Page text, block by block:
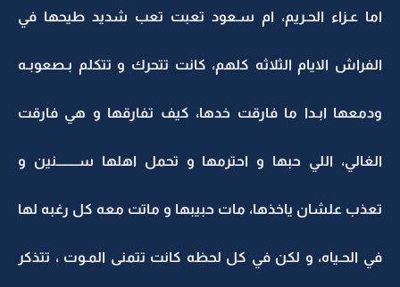
اما عـزاء الحـريم، ام سـعود تعبت تعب شديد طيحها في
الفراش الايام الثلاثه كلهم، كانت تتحرك و تتكلم بـصعوبـه
ودمعها ابـدا ما فارقت خدها، كيف تفارقها و هي فارقت
الغالي، اللي حبها و احترمها و تحمل اهلها ســــــــنين و
تعذب علشان ياخذها، مات حبيبها و ماتت معه كل رغبه لها
في الحـياه، و لكن في كل لحظه كانت تتمنى المـوت ، تتذكر